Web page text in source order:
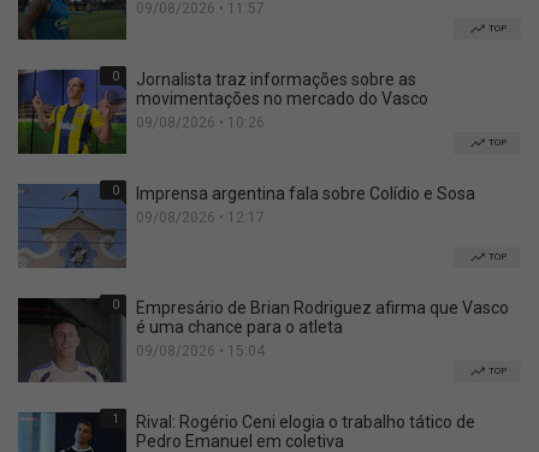
09/08/2026 • 11:57
TOP
0
Jornalista traz informações sobre as
movimentações no mercado do Vasco
09/08/2026 • 10:26
TOP
0 Imprensa argentina fala sobre Colídio e Sosa
09/08/2026 • 12:17
TOP
0
Empresário de Brian Rodriguez afirma que Vasco
é uma chance para o atleta
09/08/2026 • 15:04
TOP
1
Rival: Rogério Ceni elogia o trabalho tático de
Pedro Emanuel em coletiva